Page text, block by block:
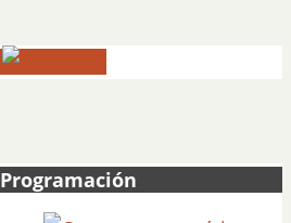
Programación